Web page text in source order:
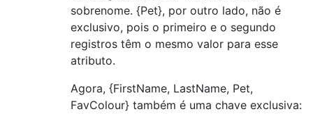
sobrenome. {Pet}, por outro lado, não é
exclusivo, pois o primeiro e o segundo
registros têm o mesmo valor para esse
atributo.
Agora, {FirstName, LastName, Pet,
FavColour} também é uma chave exclusiva: